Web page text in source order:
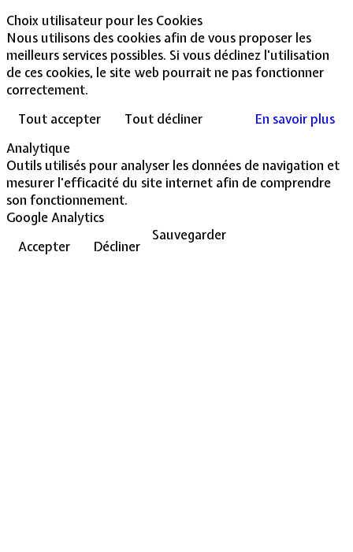
Choix utilisateur pour les Cookies
Nous utilisons des cookies afin de vous proposer les
meilleurs services possibles. Si vous déclinez l'utilisation
de ces cookies, le site web pourrait ne pas fonctionner
correctement.
Tout accepter
Tout décliner
En savoir plus
Analytique
Outils utilisés pour analyser les données de navigation et
mesurer l'efficacité du site internet afin de comprendre
son fonctionnement.
Google Analytics
Accepter
Décliner
Sauvegarder